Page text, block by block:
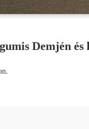
Demjén és